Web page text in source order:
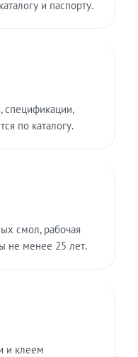
и паспорту.
спецификации,
по каталогу.
смол, рабочая
не менее 25 лет.
и клеем